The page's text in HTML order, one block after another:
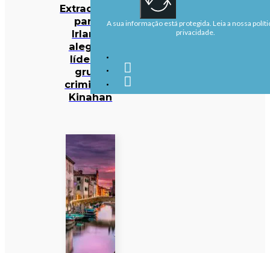
Extraditado
para a
Irlanda
alegado
líder do
grupo
criminoso
Kinahan
A sua informação está protegida. Leia a nossa
privacidade.